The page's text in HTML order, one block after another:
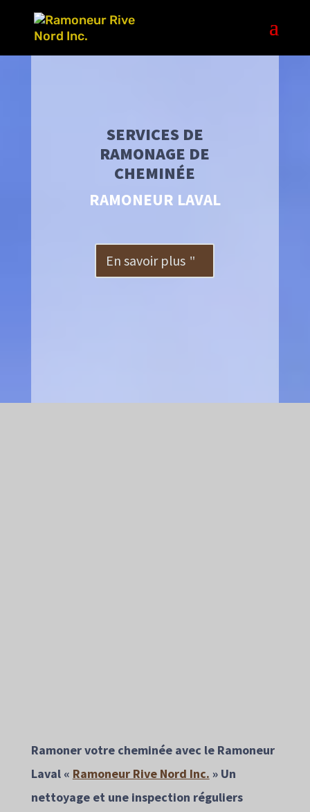
SERVICES DE
RAMONAGE DE
CHEMINÉE
RAMONEUR LAVAL
En savoir plus
Ramoner votre cheminée avec le Ramoneur
Laval « Ramoneur Rive Nord Inc. » Un
nettoyage et une inspection réguliers